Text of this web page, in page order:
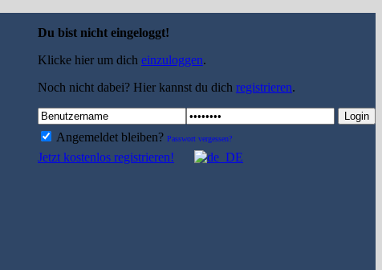
Du bist nicht eingeloggt!
Klicke hier um dich einzuloggen.
Noch nicht dabei? Hier kannst du dich registrieren.
Login
Angemeldet bleiben? Passwort vergessen?
Jetzt kostenlos registrieren!